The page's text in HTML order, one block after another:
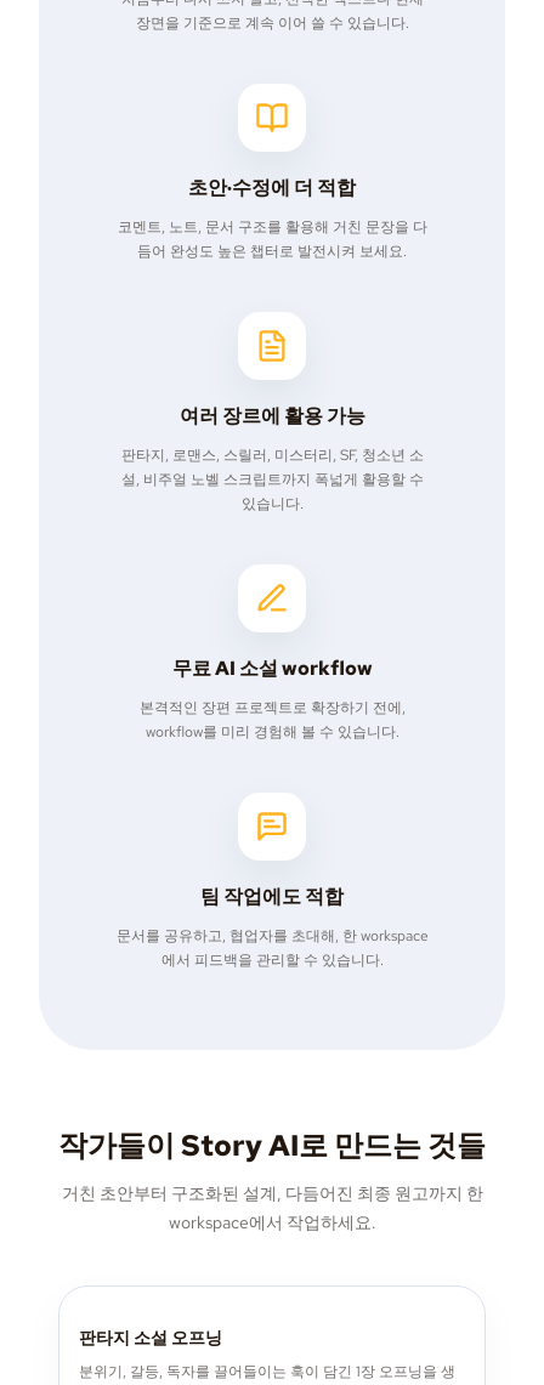
장면을 기준으로 계속 이어 쓸 수 있습니다.
초안·수정에 더 적합
코멘트, 노트, 문서 구조를 활용해 거친 문장을 다
듬어 완성도 높은 챕터로 발전시켜 보세요.
여러 장르에 활용 가능
판타지, 로맨스, 스릴러, 미스터리, SF, 청소년 소
설, 비주얼 노벨 스크립트까지 폭넓게 활용할 수
있습니다.
무료 AI 소설 workflow
본격적인 장편 프로젝트로 확장하기 전에,
workflow를 미리 경험해 볼 수 있습니다.
팀 작업에도 적합
문서를 공유하고, 협업자를 초대해, 한 workspace
에서 피드백을 관리할 수 있습니다.
작가들이 Story AI로 만드는 것들
거친 초안부터 구조화된 설계, 다듬어진 최종 원고까지 한
workspace에서 작업하세요.
판타지 소설 오프닝
분위기, 갈등, 독자를 끌어들이는 훅이 담긴 1장 오프닝을 생